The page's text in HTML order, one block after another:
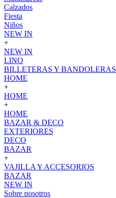
Calzados
Fiesta
Niños
NEW IN
+
NEW IN
LINO
BILLETERAS Y BANDOLERAS
HOME
+
HOME
+
HOME
BAZAR & DECO
EXTERIORES
DECO
BAZAR
+
VAJILLA Y ACCESORIOS
BAZAR
NEW IN
Sobre nosotros